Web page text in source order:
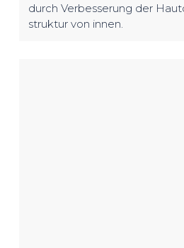
durch Verbesserung der
struktur von innen.